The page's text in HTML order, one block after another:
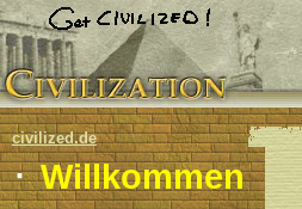
civilized.de
·Willkommen